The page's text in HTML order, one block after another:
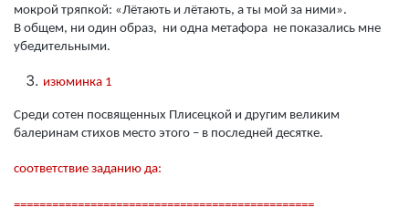
мокрой тряпкой: «Лётають и лётають, а ты мой за ними».
В общем, ни один образ, ни одна метафора не показались мне
убедительными.
изюминка 1
Среди сотен посвященных Плисецкой и другим великим
балеринам стихов место этого – в последней десятке.
соответствие заданию да:
===============================================